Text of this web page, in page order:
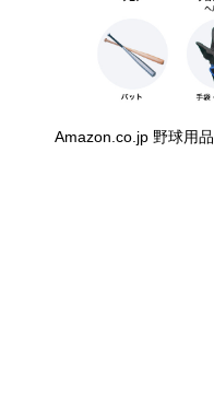
Amazon.co.jp 野球用品